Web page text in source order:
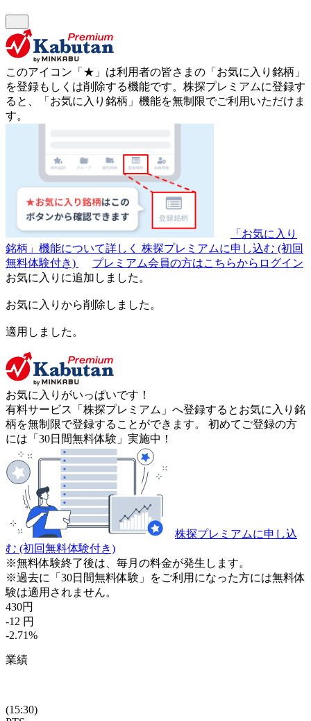
このアイコン 「★」 は利用者の皆さまの 「お気に入り銘柄」
を登録もしくは削除する機能です。 株探プレミアムに登録す
ると、「お気に入り銘柄」機能を無制限でご利用いただけま
す。
「お気に入り
銘柄」機能について詳しく 株探プレミアムに申し込む (初回
無料体験付き)
プレミアム会員の方はこちらからログイン
お気に入りに追加しました。
お気に入りから削除しました。
適用しました。
お気に入りがいっぱいです！
有料サービス「株探プレミアム」へ登録するとお気に入り銘
柄を無制限で登録することができます。 初めてご登録の方
には「30日間無料体験」実施中！
株探プレミアムに申し込
む (初回無料体験付き)
※無料体験終了後は、毎月の料金が発生します。
※過去に「30日間無料体験」をご利用になった方には無料体
験は適用されません。
430円
-12 円
-2.71%
業績
(15:30)